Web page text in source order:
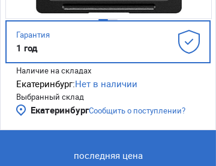
Гарантия
1 год
Наличие на складах
Екатеринбург:Нет в наличии
Выбранный склад
ЕкатеринбургСообщить о поступлении?
последняя цена